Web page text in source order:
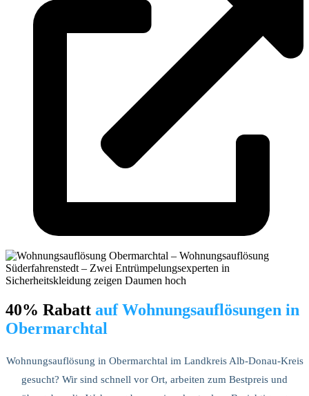
40% Rabatt auf Wohnungsauflösungen in
Obermarchtal
Wohnungsauflösung in Obermarchtal im Landkreis Alb-Donau-Kreis
gesucht? Wir sind schnell vor Ort, arbeiten zum Bestpreis und